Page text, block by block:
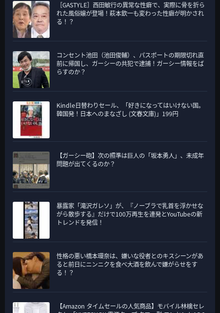
［GASTYLE］西田敏行の異常な性癖で、実際に骨を折ら
れた風俗嬢が登場！萩本欽一も変わった性癖が明かされ
る！？
コンセント池田（池田俊輔）、パスポートの期限切れ直
前に帰国し、ガーシーの共犯で逮捕！ガーシー情報をば
らすのか？
Kindle日替わりセール、「好きになってはいけない国。
韓国発！日本へのまなざし (文春文庫)」199円
【ガーシー砲】次の照準は巨人の「坂本勇人」、未成年
問題が出てくるのか？
暴露家「滝沢ガレソ」が、『ノーブラで乳首を浮かせな
がら散歩する』だけで100万再生を連発とYouTubeの新
トレンドを発信！
性格の悪い橋本環奈は、嫌いな役者とのキスシーンがあ
ると前日にニンニクを食べ大酒を飲んで嫌がらせをす
る！？
【Amazon タイムセールの人気商品】モバイル林檎セレ